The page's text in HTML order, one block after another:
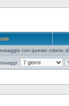
con questo criterio di